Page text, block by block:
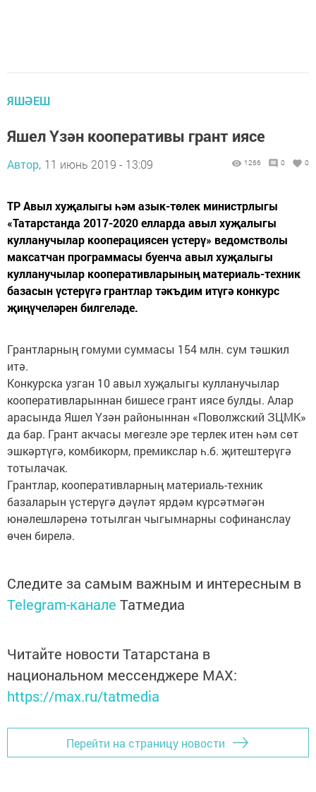
ЯШӘЕШ
Яшел Үзән кооперативы грант иясе
Автор, 11 июнь 2019 - 13:09 1266 0 0
ТР Авыл хуҗалыгы һәм азык-төлек министрлыгы
«Татарстанда 2017-2020 елларда авыл хуҗалыгы
кулланучылар кооперациясен үстерү» ведомстволы
максатчан программасы буенча авыл хуҗалыгы
кулланучылар кооперативларының материаль-техник
базасын үстерүгә грантлар тәкъдим итүгә конкурс
җиңүчеләрен билгеләде.
Грантларның гомуми суммасы 154 млн. сум тәшкил
итә.
Конкурска узган 10 авыл хуҗалыгы кулланучылар
кооперативларыннан бишесе грант иясе булды. Алар
арасында Яшел Үзән районыннан «Поволжский ЗЦМК»
да бар. Грант акчасы мөгезле эре терлек итен һәм сөт
эшкәртүгә, комбикорм, премикслар һ.б. җитештерүгә
тотылачак.
Грантлар, кооперативларның материаль-техник
базаларын үстерүгә дәүләт ярдәм күрсәтмәгән
юнәлеш­ләренә тотылган чыгымнарны софинанслау
өчен бирелә.
Следите за самым важным и интересным в
Telegram-канале Татмедиа
Читайте новости Татарстана в
национальном мессенджере MАХ:
https://max.ru/tatmedia
Перейти на страницу новости